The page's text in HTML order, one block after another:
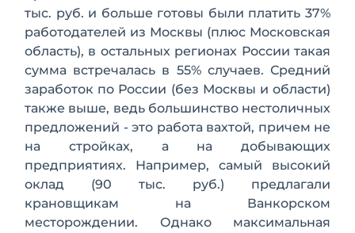
тыс. руб. и больше готовы были платить 37%
работодателей из Москвы (плюс Московская
область), в остальных регионах России такая
сумма встречалась в 55% случаев. Средний
заработок по России (без Москвы и области)
также выше, ведь большинство нестоличных
предложений - это работа вахтой, причем не
на стройках, а на добывающих
предприятиях. Например, самый высокий
оклад (90 тыс. руб.) предлагали
крановщикам на Ванкорском
месторождении. Однако максимальная